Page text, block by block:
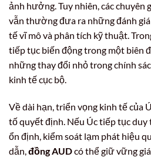
ảnh hưởng. Tuy nhiên, các chuyên
vẫn thường đưa ra những đánh
tế vĩ mô và phân tích kỹ thuật.
tiếp tục biến động trong một biên
những thay đổi nhỏ trong chính
kinh tế cục bộ.
Về dài hạn, triển vọng kinh tế của
tố quyết định. Nếu Úc tiếp tục
ổn định, kiểm soát lạm phát hiệu
dẫn,đồng AUDcó thể giữ vững